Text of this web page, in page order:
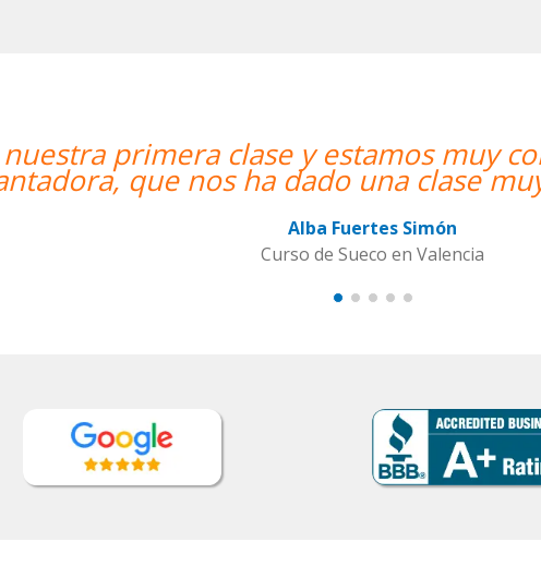
muy contentos. Nuestra profesora
muy dinámica y entretenida.””